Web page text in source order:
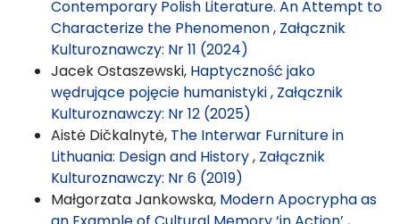
Contemporary Polish Literature. An Attempt to
Characterize the Phenomenon, Załącznik
Kulturoznawczy: Nr 11 (2024)
Jacek Ostaszewski, Haptyczność jako
wędrujące pojęcie humanistyki, Załącznik
Kulturoznawczy: Nr 12 (2025)
Aistė Dičkalnytė, The Interwar Furniture in
Lithuania: Design and History, Załącznik
Kulturoznawczy: Nr 6 (2019)
Małgorzata Jankowska, Modern Apocrypha as